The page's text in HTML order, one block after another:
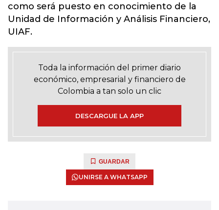
como será puesto en conocimiento de la
Unidad de Información y Análisis Financiero,
UIAF.
Toda la información del primer diario
económico, empresarial y financiero de
Colombia a tan solo un clic
DESCARGUE LA APP
GUARDAR
UNIRSE A WHATSAPP